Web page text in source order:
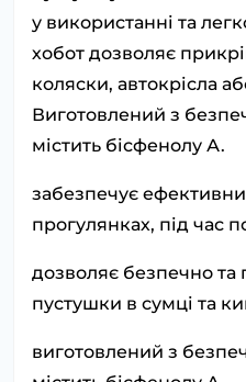
у використанні та
хобот дозволяє
коляски, автокрісла
Виготовлений з
містить бісфенолу А.
забезпечує
прогулянках, під час
дозволяє безпечно та
пустушки в сумці та
виготовлений з